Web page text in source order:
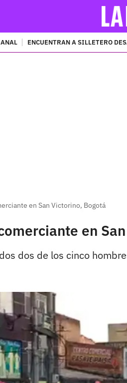
ENCUENTRAN A SILLETERO
en San Victorino, Bogotá
en
dos de los cinco